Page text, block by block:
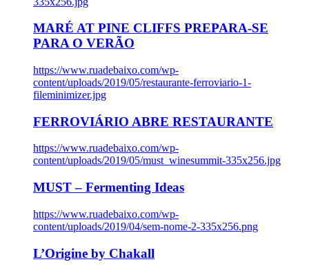
MARÉ AT PINE CLIFFS PREPARA-SE
PARA O VERÃO
https://www.ruadebaixo.com/wp-
content/uploads/2019/05/restaurante-ferroviario-1-
fileminimizer.jpg
FERROVIÁRIO ABRE RESTAURANTE
https://www.ruadebaixo.com/wp-
content/uploads/2019/05/must_winesummit-335x256.jpg
MUST – Fermenting Ideas
https://www.ruadebaixo.com/wp-
content/uploads/2019/04/sem-nome-2-335x256.png
L’Origine by Chakall